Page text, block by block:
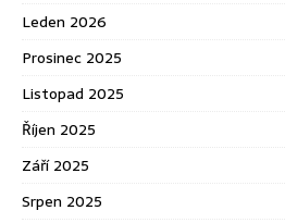
Leden 2026
Prosinec 2025
Listopad 2025
Říjen 2025
Září 2025
Srpen 2025